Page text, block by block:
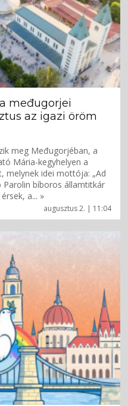
augusztus 2. | 11:04
međugorjei
az igazi öröm
meg Međugorjéban, a
Mária-kegyhelyen a
melynek idei mottója: „Ad
Parolin bíboros államtitkár
a... »